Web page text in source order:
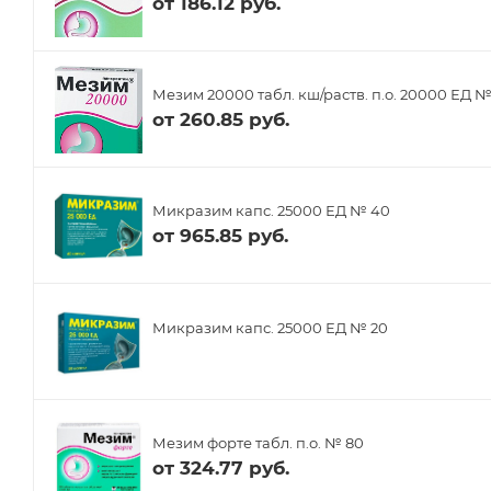
Мезим 20000 табл. кш/раств. п.о. 20000 ЕД
от 260.85 руб.
Микразим капс. 25000 ЕД № 40
от 965.85 руб.
Микразим капс. 25000 ЕД № 20
Мезим форте табл. п.о. № 80
от 324.77 руб.